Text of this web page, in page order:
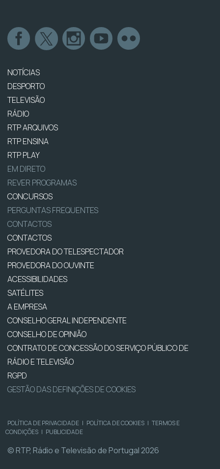
NOTÍCIAS
DESPORTO
TELEVISÃO
RÁDIO
RTP ARQUIVOS
RTP ENSINA
RTP PLAY
EM DIRETO
REVER PROGRAMAS
CONCURSOS
PERGUNTAS FREQUENTES
CONTACTOS
CONTACTOS
PROVEDORA DO TELESPECTADOR
PROVEDORA DO OUVINTE
ACESSIBILIDADES
SATÉLITES
A EMPRESA
CONSELHO GERAL INDEPENDENTE
CONSELHO DE OPINIÃO
CONTRATO DE CONCESSÃO DO SERVIÇO PÚBLICO DE
RÁDIO E TELEVISÃO
RGPD
GESTÃO DAS DEFINIÇÕES DE COOKIES
POLÍTICA DE PRIVACIDADE | POLÍTICA DE COOKIES | TERMOS E
CONDIÇÕES | PUBLICIDADE
© RTP, Rádio e Televisão de Portugal 2026